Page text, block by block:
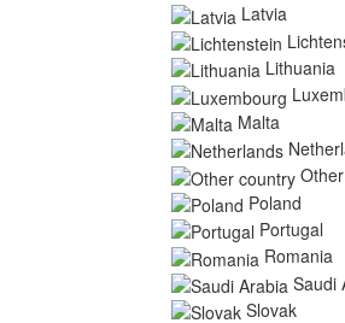
Latvia
Lithuania
Malta
Poland
Portugal
Romania
Saudi
Slovak